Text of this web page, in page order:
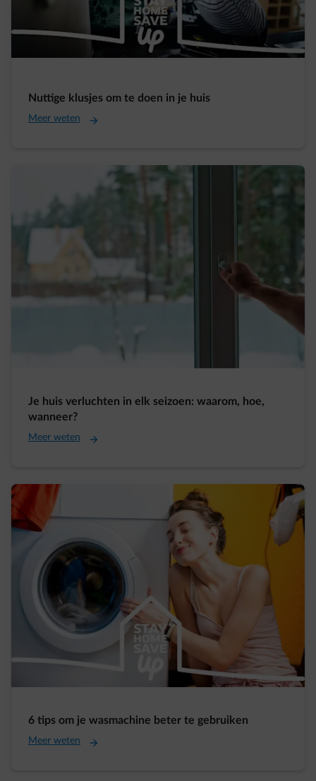
Nuttige klusjes om te doen in je huis
Meer weten
Je huis verluchten in elk seizoen: waarom, hoe,
wanneer?
Meer weten
6 tips om je wasmachine beter te gebruiken
Meer weten